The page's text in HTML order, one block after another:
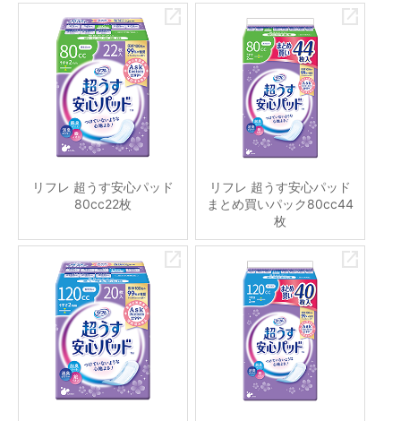
リフレ 超うす安心パッド
80cc22枚
リフレ 超うす安心パッド
まとめ買いパック80cc44
枚